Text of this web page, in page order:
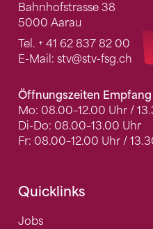
Bahnhofstrasse 38
5000 Aarau
Tel. + 41 62 837 82 00
E-Mail: stv@stv-fsg.ch
Öffnungszeiten
Mo: 08.00–12.00 Uhr /
Di-Do: 08.00–13.00 Uhr
Fr: 08.00–12.00 Uhr /
Quicklinks
Jobs